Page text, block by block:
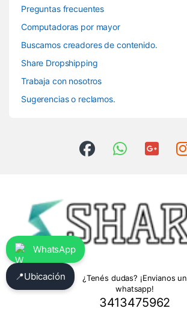
Preguntas frecuentes
Computadoras por mayor
Buscamos creadores de contenido.
Share Dropshipping
Trabaja con nosotros
Sugerencias o reclamos.
¿Tenés dudas? ¡Envianos un
whatsapp!
3413475962
WhatsApp
📍Ubicación